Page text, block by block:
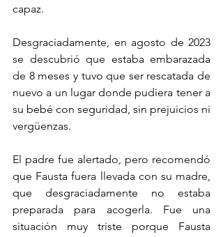
capaz.
Desgraciadamente, en agosto de 2023
se descubrió que estaba embarazada
de 8 meses y tuvo que ser rescatada de
nuevo a un lugar donde pudiera tener a
su bebé con seguridad, sin prejuicios ni
vergüenzas.
El padre fue alertado, pero recomendó
que Fausta fuera llevada con su madre,
que desgraciadamente no estaba
preparada para acogerla. Fue una
situación muy triste porque Fausta